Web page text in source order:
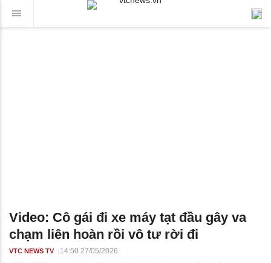
Video: Cô gái đi xe máy tạt đầu gây va
chạm liên hoàn rồi vô tư rời đi
VTC NEWS TV 14:50 27/05/2026